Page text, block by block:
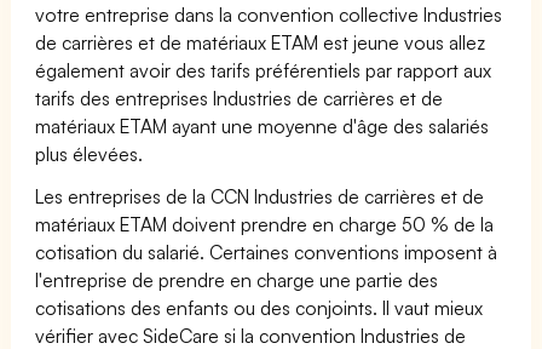
votre entreprise dans la convention collective Industries
de carrières et de matériaux ETAM est jeune vous allez
également avoir des tarifs préférentiels par rapport aux
tarifs des entreprises Industries de carrières et de
matériaux ETAM ayant une moyenne d'âge des salariés
plus élevées.
Les entreprises de la CCN Industries de carrières et de
matériaux ETAM doivent prendre en charge 50 % de la
cotisation du salarié. Certaines conventions imposent à
l'entreprise de prendre en charge une partie des
cotisations des enfants ou des conjoints. Il vaut mieux
vérifier avec SideCare si la convention Industries de